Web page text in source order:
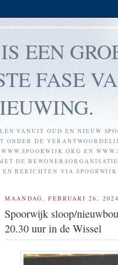
EEN
FASE
VANUIT OUD EN NIEUW
ONDER DE
EN
DE
BERICHTEN VIA
MAANDAG, FEBRUARI 26, 2024
Spoorwijk sloop/
20.30 uur in de Wissel